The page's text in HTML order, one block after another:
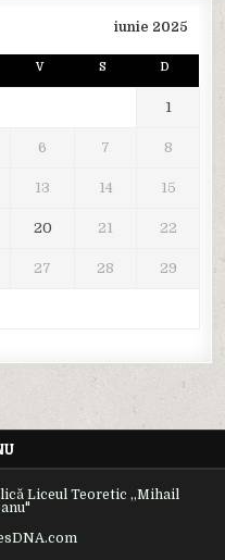
iunie 2025
V S D
1
6 7 8
13 14 15
20 21 22
27 28 29
Liceul Teoretic ,,Mihail